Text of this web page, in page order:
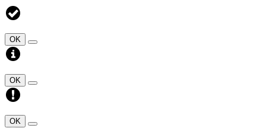
OK
OK
OK